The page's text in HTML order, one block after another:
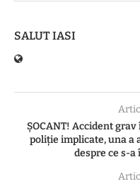
SALUT IASI
ȘOCANT! Accident
poliție implicate, una a
despre ce s-